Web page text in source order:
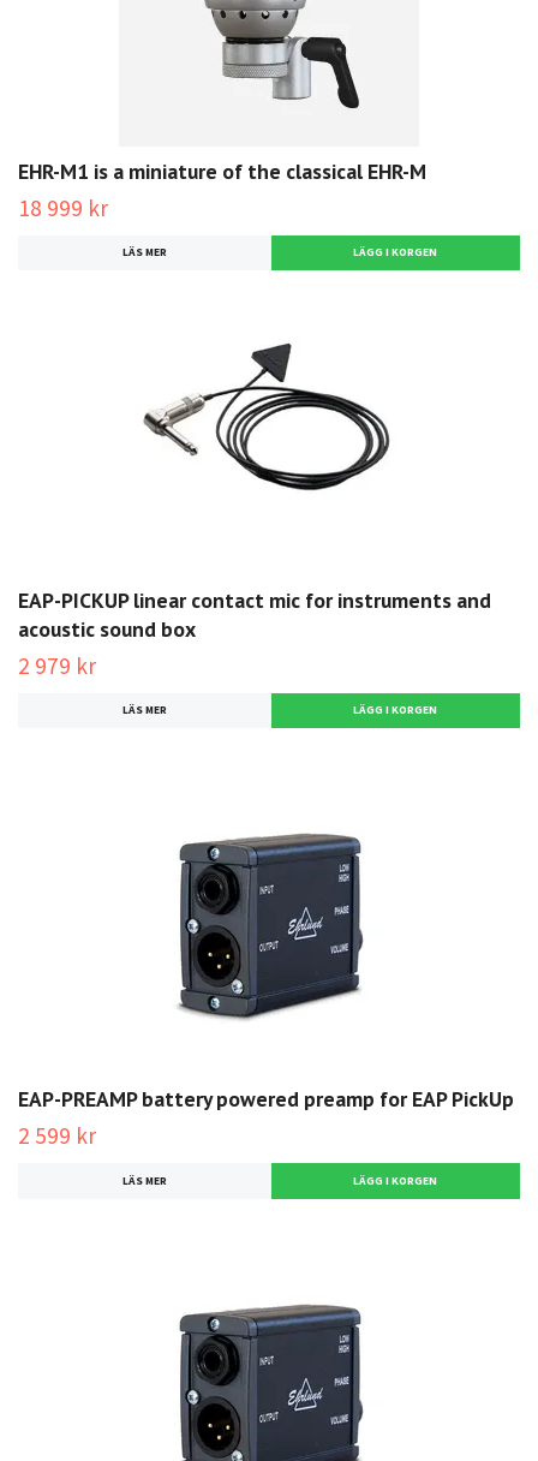
EHR-M1 is a miniature of the classical EHR-M
18 999 kr
LÄS MER
EAP-PICKUP linear contact mic for instruments and
acoustic sound box
2 979 kr
LÄS MER
EAP-PREAMP battery powered preamp for EAP PickUp
2 599 kr
LÄS MER